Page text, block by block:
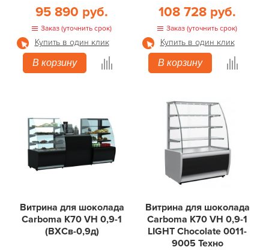
95 890 руб.
Заказ (уточнить срок)
Купить в один клик
В корзину
108 728 руб.
Заказ (уточнить срок)
Купить в один клик
В корзину
Витрина для шоколада
Carboma K70 VH 0,9-1
(ВХСв-0,9д)
Витрина для шоколада
Carboma K70 VH 0,9-1
LIGHT Chocolate 0011-
9005 Техно